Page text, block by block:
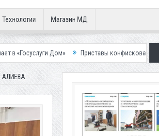
Технологии Магазин МД
Приставы конфисковали двух бурых
АЛИЕВА